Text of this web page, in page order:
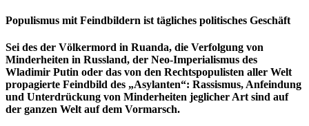
Populismus mit Feindbildern ist tägliches politisches Geschäft
Sei des der Völkermord in Ruanda, die Verfolgung von
Minderheiten in Russland, der Neo-Imperialismus des
Wladimir Putin oder das von den Rechtspopulisten aller Welt
propagierte Feindbild des „Asylanten“: Rassismus, Anfeindung
und Unterdrückung von Minderheiten jeglicher Art sind auf
der ganzen Welt auf dem Vormarsch.